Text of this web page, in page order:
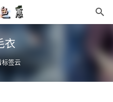
衣
标签云